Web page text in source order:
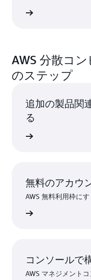
AWS 分散コ
のステップ
追加の製品関
る
無料のアカウ
AWS 無料利用枠に
コンソールで
AWS マネジメント